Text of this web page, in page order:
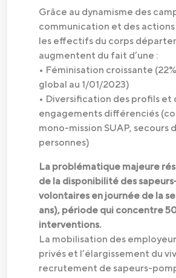
Grâce au dynamisme des
communication et des
les effectifs du corps
augmentent du fait d’une :
• Féminisation croissante
global au 1/01/2023)
• Diversification des profils et
engagements différenciés
mono-mission SUAP, secours
personnes)
La problématique majeure
de la disponibilité des
volontaires en journée de la
ans), période qui concentre
interventions.
La mobilisation des
privés et l’élargissement du
recrutement de sapeurs-